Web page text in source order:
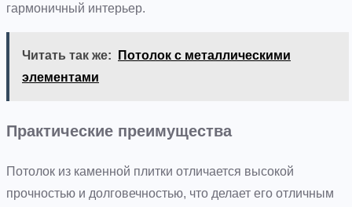
гармоничный интерьер.
Читать так же:
Потолок с металлическими
элементами
Практические преимущества
Потолок из каменной плитки отличается высокой
прочностью и долговечностью, что делает его отличным